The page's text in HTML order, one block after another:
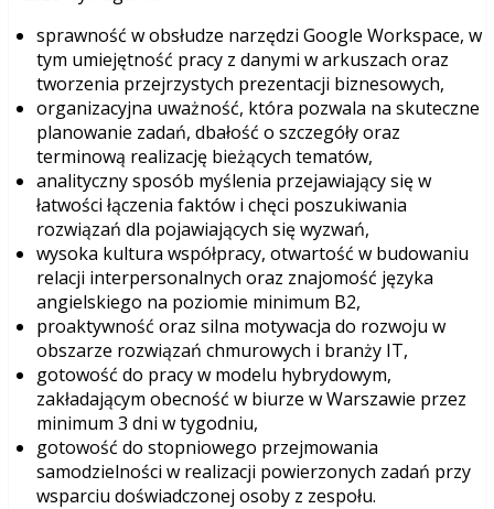
sprawność w obsłudze narzędzi Google Workspace, w
tym umiejętność pracy z danymi w arkuszach oraz
tworzenia przejrzystych prezentacji biznesowych,
organizacyjna uważność, która pozwala na skuteczne
planowanie zadań, dbałość o szczegóły oraz
terminową realizację bieżących tematów,
analityczny sposób myślenia przejawiający się w
łatwości łączenia faktów i chęci poszukiwania
rozwiązań dla pojawiających się wyzwań,
wysoka kultura współpracy, otwartość w budowaniu
relacji interpersonalnych oraz znajomość języka
angielskiego na poziomie minimum B2,
proaktywność oraz silna motywacja do rozwoju w
obszarze rozwiązań chmurowych i branży IT,
gotowość do pracy w modelu hybrydowym,
zakładającym obecność w biurze w Warszawie przez
minimum 3 dni w tygodniu,
gotowość do stopniowego przejmowania
samodzielności w realizacji powierzonych zadań przy
wsparciu doświadczonej osoby z zespołu.